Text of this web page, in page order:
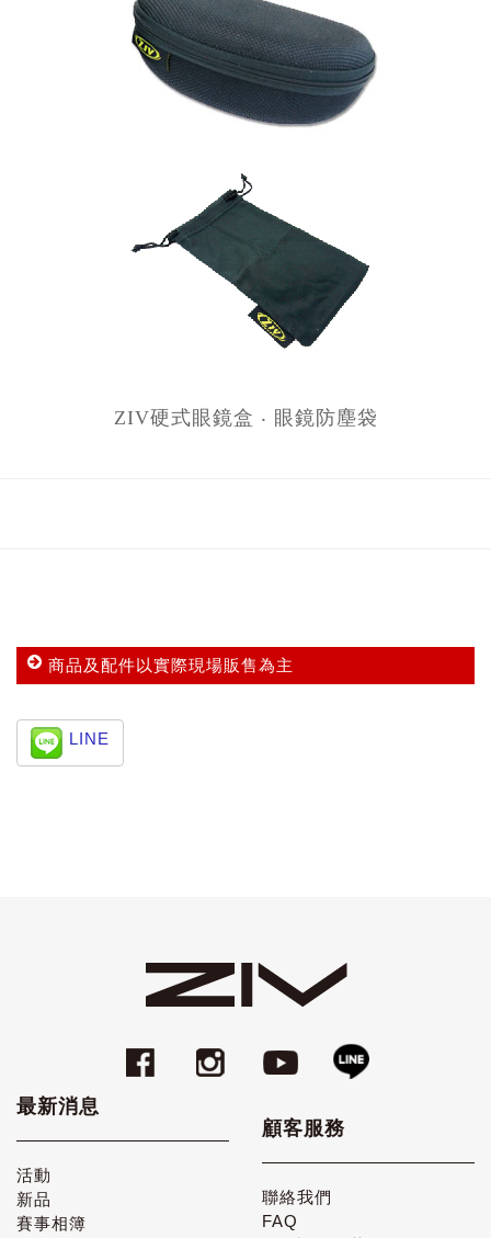
ZIV硬式眼鏡盒 ‧ 眼鏡防塵袋
商品及配件以實際現場販售為主
LINE
最新消息
活動
新品
賽事相簿
顧客服務
聯絡我們
FAQ